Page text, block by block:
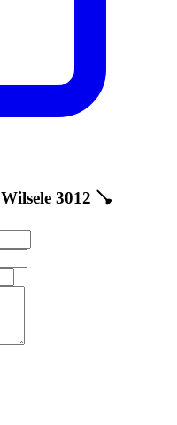
Wilsele 3012 🪠